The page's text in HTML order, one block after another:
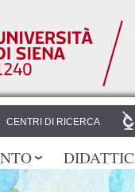
CENTRI DI RICERCA